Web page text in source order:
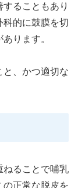
ることもあり
的に鼓膜を切
ります。
と、かつ適切な
ねることで哺乳
の正常な脱皮を